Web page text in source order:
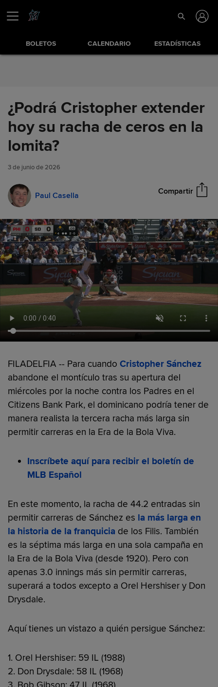
Saltar al Contenido
BOLETOS CALENDARIO ESTADÍSTICAS
¿Podrá Cristopher extender
hoy su racha de ceros en la
lomita?
3 de junio de 2026
Paul Casella Compartir
¿Podrá Cristopher extender
hoy su racha de ceros en la
lomita?
FILADELFIA -- Para cuando Cristopher Sánchez
abandone el montículo tras su apertura del
miércoles por la noche contra los Padres en el
Citizens Bank Park, el dominicano podría tener de
manera realista la tercera racha más larga sin
permitir carreras en la Era de la Bola Viva.
Inscríbete aquí para recibir el boletín de
MLB Español
En este momento, la racha de 44.2 entradas sin
permitir carreras de Sánchez es la más larga en
la historia de la franquicia de los Filis. También
es la séptima más larga en una sola campaña en
la Era de la Bola Viva (desde 1920). Pero con
apenas 3.0 innings más sin permitir carreras,
superará a todos excepto a Orel Hershiser y Don
Drysdale.
Aquí tienes un vistazo a quién persigue Sánchez:
1. Orel Hershiser: 59 IL (1988)
2. Don Drysdale: 58 IL (1968)